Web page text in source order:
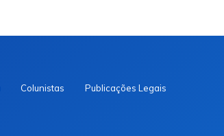
Colunistas
Publicações Legais